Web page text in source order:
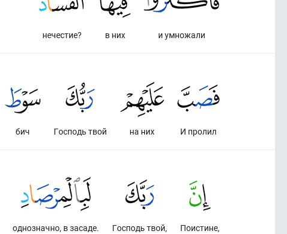
и умножали
в них
нечестие?
И пролил
на них
Господь твой
бич
Поистине,
Господь твой,
однозначно, в засаде.